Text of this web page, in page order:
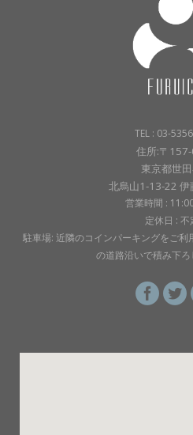
TEL : 03-
住所:〒
東京都世
北烏山1-13-22 伊
営業時間 :
定休日 : 不
駐車場: 近隣のコインパーキングをご
の道路沿いで積み下ろ